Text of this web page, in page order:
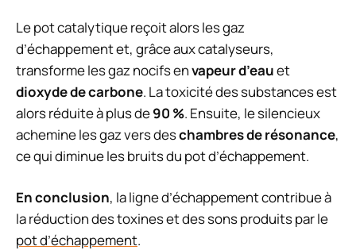
Le pot catalytique reçoit alors les gaz
d’échappement et, grâce aux catalyseurs,
transforme les gaz nocifs envapeur d’eauet
dioxyde de carbone. La toxicité des substances est
alors réduite à plus de90 %. Ensuite, le silencieux
achemine les gaz vers deschambres de résonance,
ce qui diminue les bruits du pot d’échappement.
En conclusion, la ligne d’échappement contribue à
la réduction des toxines et des sons produits par le
pot d’échappement.